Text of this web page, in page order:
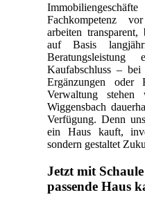
Fachkompetenz
arbeiten
auf Basis
Kaufabschluss – bei
Ergänzungen oder
Verwaltung
Wiggensbach
Verfügung. Denn
ein Haus kauft,
sondern gestaltet
Jetzt mit
passende Haus